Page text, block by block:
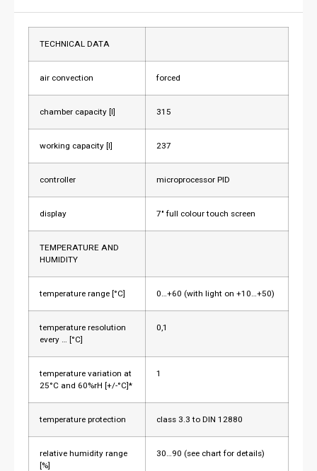
TECHNICAL DATA
air convection forced
chamber capacity [l] 315
working capacity [l] 237
controller microprocessor PID
display 7″ full colour touch screen
TEMPERATURE AND
HUMIDITY
temperature range [°C] 0…+60 (with light on +10…+50)
temperature resolution
every … [°C]
0,1
temperature variation at
25°C and 60%rH [+/-°C]*
1
temperature protection class 3.3 to DIN 12880
relative humidity range
[%]
30…90 (see chart for details)